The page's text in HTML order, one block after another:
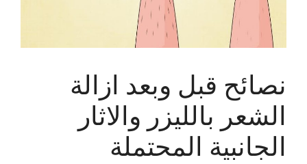
نصائح قبل وبعد ازالة
الشعر بالليزر والاثار
الجانبية المحتملة